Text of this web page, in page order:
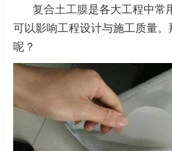
复合土工膜是各大工程中常
可以影响工程设计与施工质量
呢？